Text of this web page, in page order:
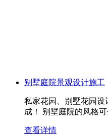
别墅庭院景观设计施工
私家花园、别墅花园
成！ 别墅庭院的风格
查看详情